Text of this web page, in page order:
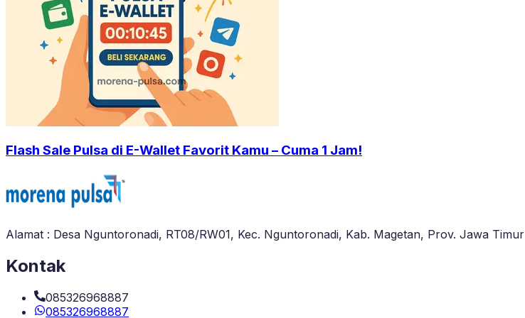
Flash Sale Pulsa di E-Wallet Favorit Kamu – Cuma 1 Jam!
Alamat : Desa Nguntoronadi, RT08/RW01, Kec. Nguntoronadi, Kab. Magetan, Prov. Jawa Timur
Kontak
085326968887
085326968887